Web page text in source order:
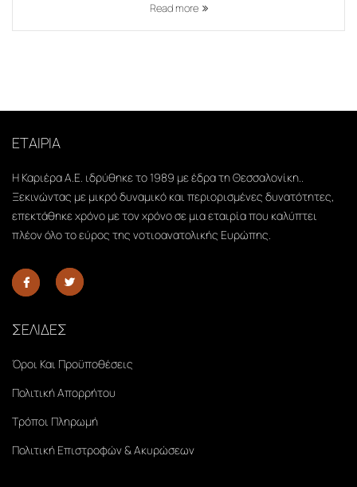
Read more
ΕΤΑΙΡΙΑ
Η Καριέρα Α.Ε. ιδρύθηκε το 1989 με έδρα τη Θεσσαλονίκη..
Ξεκινώντας με μικρό δυναμικό και περιορισμένες δυνατότητες,
επεκτάθηκε χρόνο με τον χρόνο σε μια εταιρία που καλύπτει
πλέον όλο το εύρος της νοτιοανατολικής Ευρώπης.
ΣΕΛΙΔΕΣ
Όροι Και Προϋποθέσεις
Πολιτική Απορρήτου
Τρόποι Πληρωμή
Πολιτική Επιστροφών & Ακυρώσεων